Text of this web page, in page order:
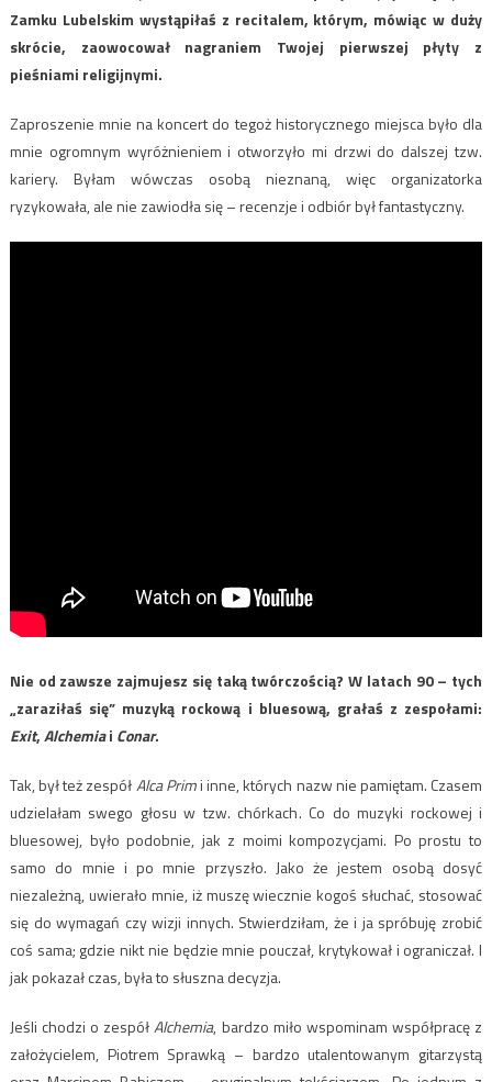
Zamku Lubelskim wystąpiłaś z recitalem, którym, mówiąc w duży
skrócie, zaowocował nagraniem Twojej pierwszej płyty z
pieśniami religijnymi.
Zaproszenie mnie na koncert do tegoż historycznego miejsca było dla
mnie ogromnym wyróżnieniem i otworzyło mi drzwi do dalszej tzw.
kariery. Byłam wówczas osobą nieznaną, więc organizatorka
ryzykowała, ale nie zawiodła się – recenzje i odbiór był fantastyczny.
Nie od zawsze zajmujesz się taką twórczością? W latach 90 – tych
„zaraziłaś się” muzyką rockową i bluesową, grałaś z zespołami:
Exit,Alchemiai Conar.
Tak, był też zespółAlca Primi inne, których nazw nie pamiętam. Czasem
udzielałam swego głosu w tzw. chórkach. Co do muzyki rockowej i
bluesowej, było podobnie, jak z moimi kompozycjami. Po prostu to
samo do mnie i po mnie przyszło. Jako że jestem osobą dosyć
niezależną, uwierało mnie, iż muszę wiecznie kogoś słuchać, stosować
się do wymagań czy wizji innych. Stwierdziłam, że i ja spróbuję zrobić
coś sama; gdzie nikt nie będzie mnie pouczał, krytykował i ograniczał. I
jak pokazał czas, była to słuszna decyzja.
Jeśli chodzi o zespółAlchemia, bardzo miło wspominam współpracę z
założycielem, Piotrem Sprawką – bardzo utalentowanym gitarzystą